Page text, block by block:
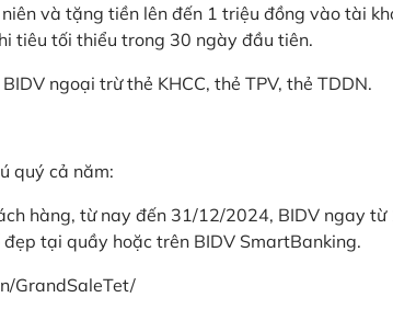
và tặng tiền lên đến 1 triệu đồng vào tài
tiêu tối thiểu trong 30 ngày đầu tiên.
ngoại trừ thẻ KHCC, thẻ TPV, thẻ TDDN.
quý cả năm:
hàng, từ nay đến 31/12/2024, BIDV ngay
tại quầy hoặc trên BIDV SmartBanking.
GrandSaleTet/